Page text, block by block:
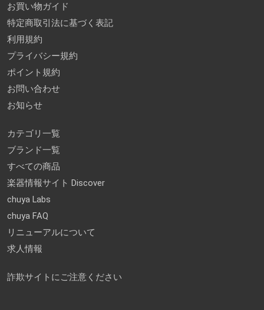
お買い物ガイド
特定商取引法に基づく表記
利用規約
プライバシー規約
ポイント規約
お問い合わせ
お知らせ
カテゴリ一覧
ブランド一覧
すべての商品
楽器情報サイト Discover
chuya Labs
chuya FAQ
リニューアルについて
求人情報
詐欺サイトにご注意ください